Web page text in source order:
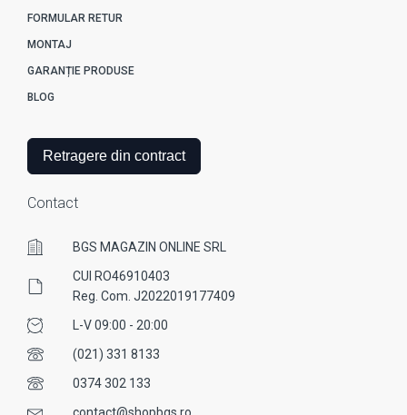
FORMULAR RETUR
MONTAJ
GARANȚIE PRODUSE
BLOG
Retragere din contract
Contact
BGS MAGAZIN ONLINE SRL
CUI RO46910403
Reg. Com. J2022019177409
L-V 09:00 - 20:00
(021) 331 8133
0374 302 133